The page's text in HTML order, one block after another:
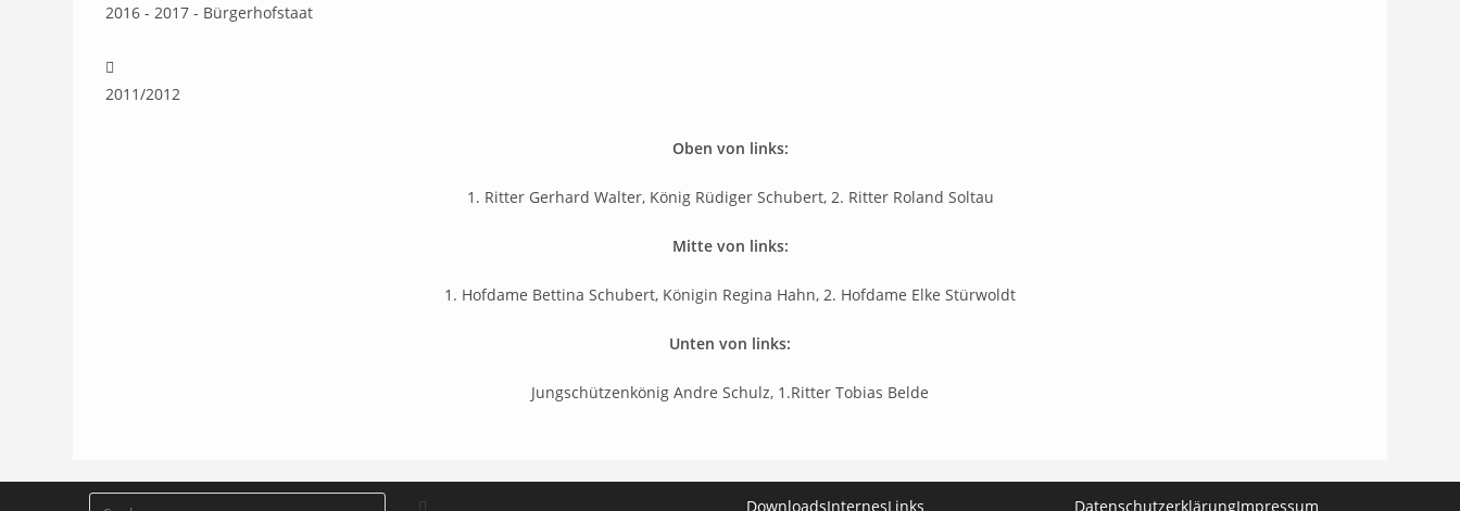
2016 - 2017 - Bürgerhofstaat
2011/2012
Oben von links:
1. Ritter Gerhard Walter, König Rüdiger Schubert, 2. Ritter Roland Soltau
Mitte von links:
1. Hofdame Bettina Schubert, Königin Regina Hahn, 2. Hofdame Elke Stürwoldt
Unten von links:
Jungschützenkönig Andre Schulz, 1.Ritter Tobias Belde
Suchen DownloadsInternesLinks DatenschutzerklärungImpressum